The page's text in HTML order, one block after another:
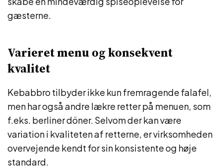
gæsterne.
Varieret menu og konsekvent
kvalitet
Kebabbro tilbyder ikke kun fremragende falafel,
men har også andre lækre retter på menuen, som
f.eks. berliner döner. Selvom der kan være
variation i kvaliteten af retterne, er virksomheden
overvejende kendt for sin konsistente og høje
standard.